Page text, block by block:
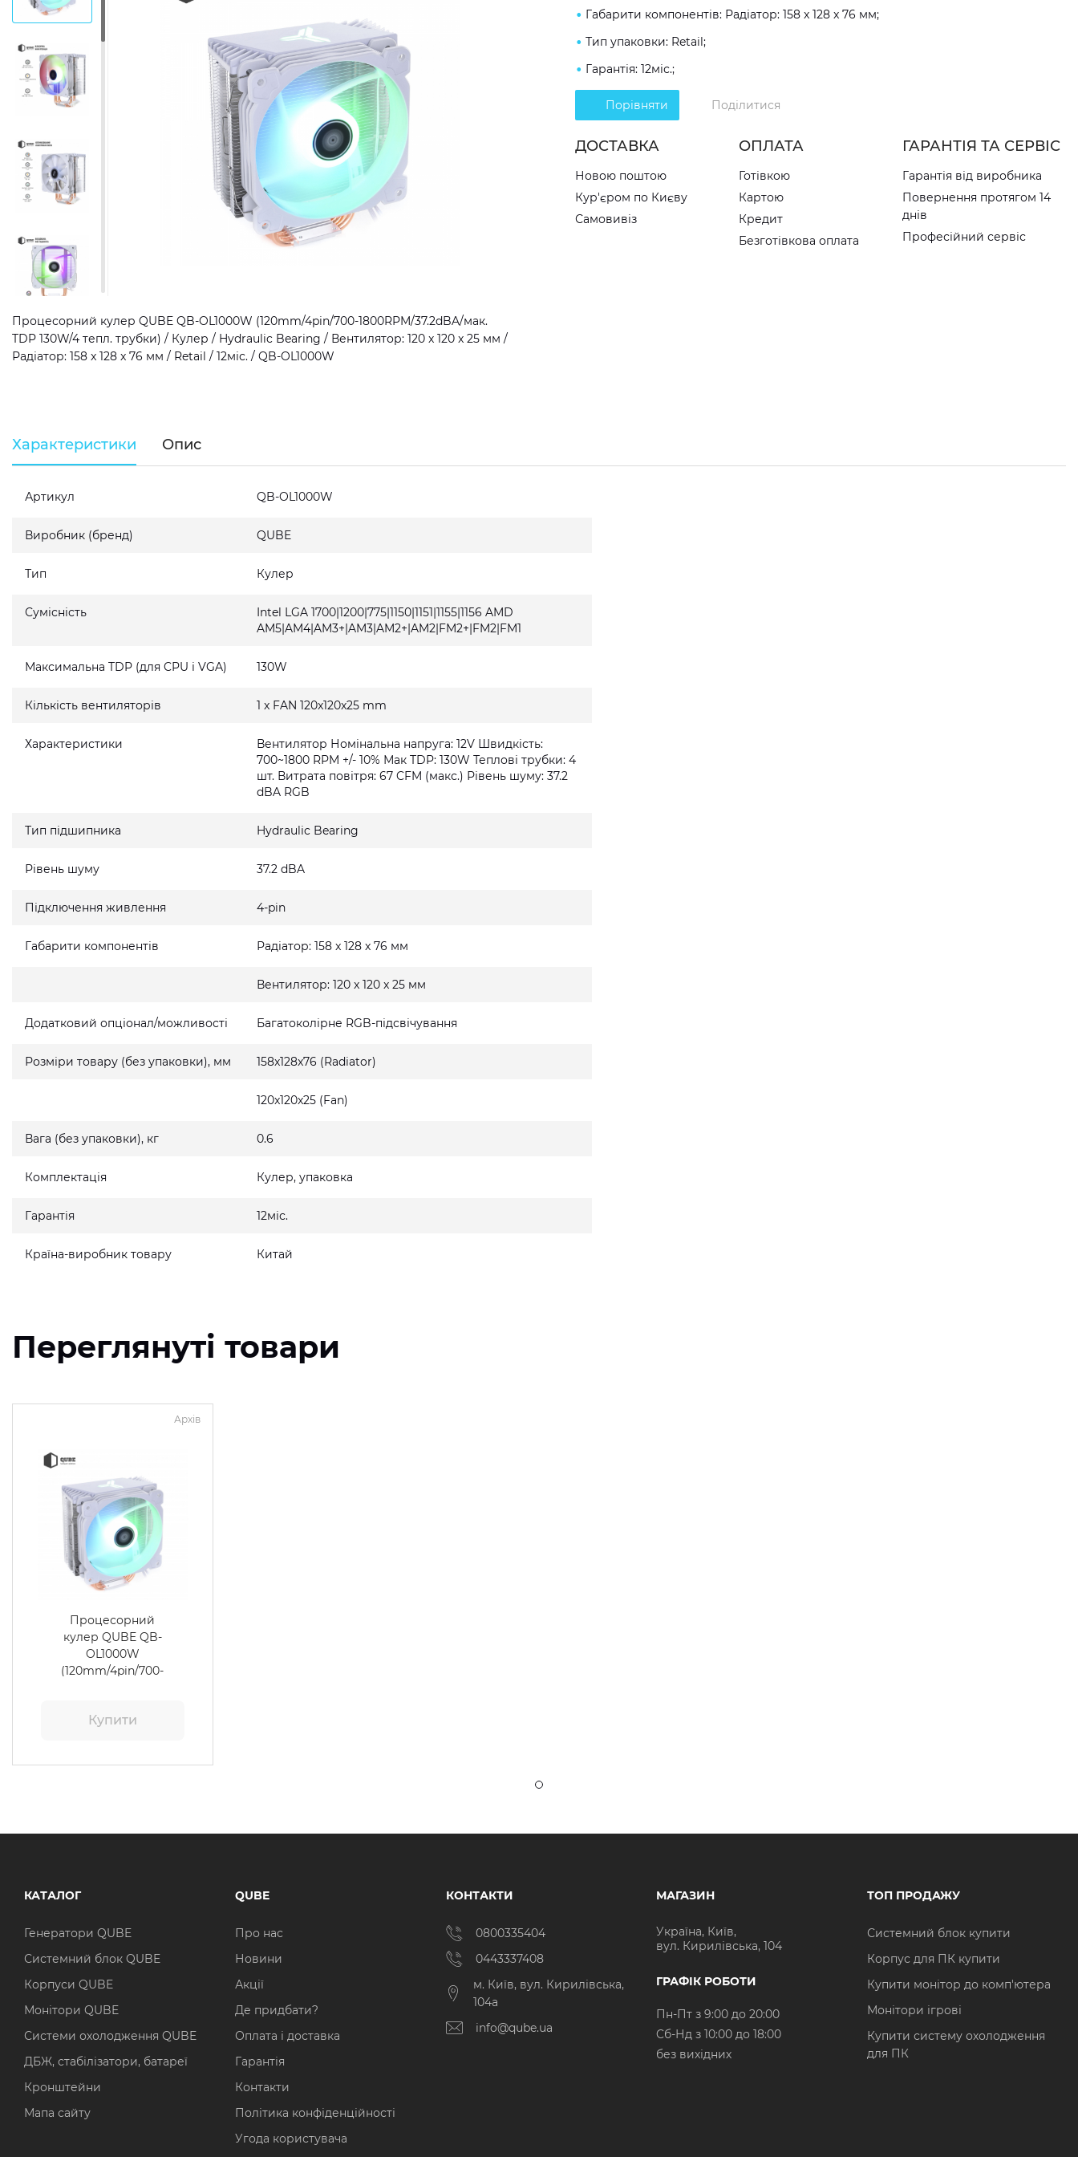
Процесорний кулер QUBE QB-OL1000W (120mm/4pin/700-1800RPM/37.2dBA/мак.
TDP 130W/4 тепл. трубки) / Кулер / Hydraulic Bearing / Вентилятор: 120 x 120 x 25 мм /
Радіатор: 158 x 128 x 76 мм / Retail / 12міс. / QB-OL1000W
Габарити компонентів: Радіатор: 158 x 128 x 76 мм;
Тип упаковки: Retail;
Гарантія: 12міс.;
Порівняти Поділитися
ДОСТАВКА
Новою поштою
Кур'єром по Києву
Самовивіз
ОПЛАТА
Готівкою
Картою
Кредит
Безготівкова оплата
ГАРАНТІЯ ТА СЕРВІС
Гарантія від виробника
Повернення протягом 14
днів
Професійний сервіс
Характеристики Опис
Артикул QB-OL1000W
Виробник (бренд) QUBE
Тип Кулер
Сумісність
Intel LGA 1700|1200|775|1150|1151|1155|1156 AMD
AM5|AM4|AM3+|AM3|AM2+|AM2|FM2+|FM2|FM1
Максимальна TDP (для CPU і VGA) 130W
Кількість вентиляторів 1 x FAN 120x120x25 mm
Характеристики
Вентилятор Номінальна напруга: 12V Швидкість:
700~1800 RPM +/- 10% Мак TDP: 130W Теплові трубки: 4
шт. Витрата повітря: 67 CFM (макс.) Рівень шуму: 37.2
dBA RGB
Тип підшипника Hydraulic Bearing
Рівень шуму 37.2 dBA
Підключення живлення 4-pin
Габарити компонентів Радіатор: 158 x 128 x 76 мм
Вентилятор: 120 x 120 x 25 мм
Додатковий опціонал/можливості Багатоколірне RGB-підсвічування
Розміри товару (без упаковки), мм 158x128x76 (Radiator)
120x120x25 (Fan)
Вага (без упаковки), кг 0.6
Комплектація Кулер, упаковка
Гарантія 12міс.
Країна-виробник товару Китай
Переглянуті товари
Архів
Процесорний
кулер QUBE QB-
OL1000W
(120mm/4pin/700-
тепл. трубки)
Купити
КАТАЛОГ
Генератори QUBE
Системний блок QUBE
Корпуси QUBE
Монітори QUBE
Системи охолодження QUBE
ДБЖ, стабілізатори, батареї
Кронштейни
Мапа сайту
QUBE
Про нас
Новини
Акції
Де придбати?
Оплата і доставка
Гарантія
Контакти
Політика конфіденційності
Угода користувача
КОНТАКТИ
0800335404
0443337408
м. Київ, вул. Кирилівська,
104а
info@qube.ua
МАГАЗИН
Україна, Київ,
вул. Кирилівська, 104
ГРАФІК РОБОТИ
Пн-Пт з 9:00 до 20:00
Cб-Нд з 10:00 до 18:00
без вихідних
ТОП ПРОДАЖУ
Системний блок купити
Корпус для ПК купити
Купити монітор до комп'ютера
Монітори ігрові
Купити систему охолодження
для ПК